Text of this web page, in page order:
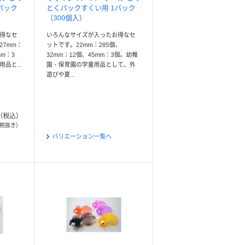
ック
なセ
：
：3
品と...
（税込）
税抜き）
とくパックすくい用 1パック
（300個入）
いろんなサイズが入ったお得なセ
ットです。22mm：285個、
32mm：12個、45mm：3個。幼稚
園・保育園の学童用品として、外
遊びや夏...
バリエーション一覧へ